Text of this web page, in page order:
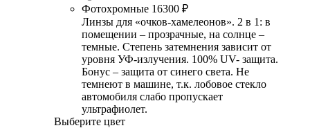
Фотохромные 16300 ₽
Линзы для «очков-хамелеонов». 2 в 1: в
помещении – прозрачные, на солнце –
темные. Степень затемнения зависит от
уровня УФ-излучения. 100% UV- защита.
Бонус – защита от синего света. Не
темнеют в машине, т.к. лобовое стекло
автомобиля слабо пропускает
ультрафиолет.
Выберите цвет